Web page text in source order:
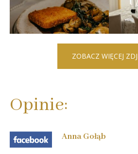
ZOBACZ WIĘCEJ
Opinie:
Anna Gołąb